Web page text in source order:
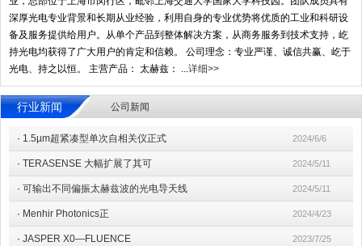
深厚光电专业背景和长期从业经验，利用自身的专业优势将优质的工业和科研设
备及服务提供给用户。从单个产品到整体解决方案，从商务服务到技术支持，屹
持光电均获得了广大用户的肯定和信赖。 公司理念：专业严谨、诚信共赢、屹于
光电、持之以恒。 主营产品： 太赫兹： ... 详细>>
行业新闻 公司新闻
· 1.5µm超紧凑型单次自相关仪正式 2024/6/6
· TERASENSE 大幅扩展了其可 2024/5/11
· 可输出不同偏振太赫兹波的光电导天线 2024/5/11
· Menhir Photonics正 2024/4/23
· JASPER X0—FLUENCE 2023/7/25